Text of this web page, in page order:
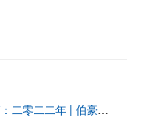
下一篇：二零二二年 | 伯豪生物促销合集〔14〕